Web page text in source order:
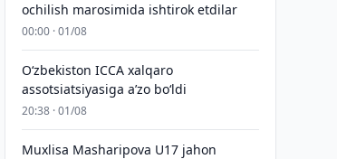
ochilish marosimida ishtirok etdilar
00:00 · 01/08
O‘zbekiston ICCA xalqaro
assotsiatsiyasiga aʼzo bo‘ldi
20:38 · 01/08
Muxlisa Masharipova U17 jahon